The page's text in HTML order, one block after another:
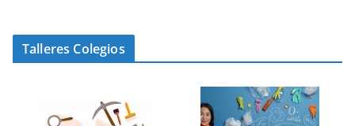
Talleres Colegios